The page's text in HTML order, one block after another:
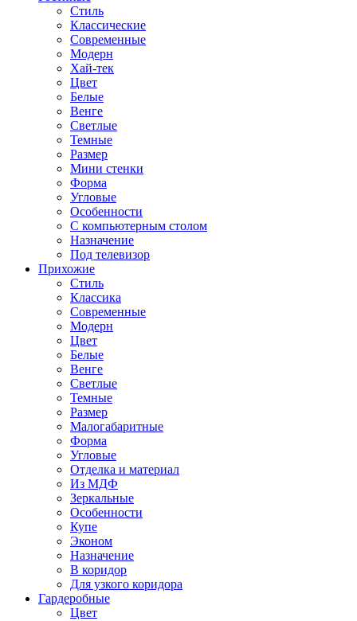
Стиль
Классические
Современные
Модерн
Хай-тек
Цвет
Белые
Венге
Светлые
Темные
Размер
Мини стенки
Форма
Угловые
Особенности
С компьютерным столом
Назначение
Под телевизор
Прихожие
Стиль
Классика
Современные
Модерн
Цвет
Белые
Венге
Светлые
Темные
Размер
Малогабаритные
Форма
Угловые
Отделка и материал
Из МДФ
Зеркальные
Особенности
Купе
Эконом
Назначение
В коридор
Для узкого коридора
Гардеробные
Цвет